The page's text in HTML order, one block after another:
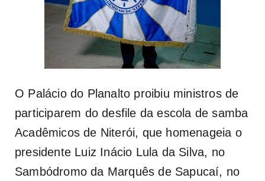
O Palácio do Planalto proibiu ministros de
participarem do desfile da escola de samba
Acadêmicos de Niterói, que homenageia o
presidente Luiz Inácio Lula da Silva, no
Sambódromo da Marquês de Sapucaí, no